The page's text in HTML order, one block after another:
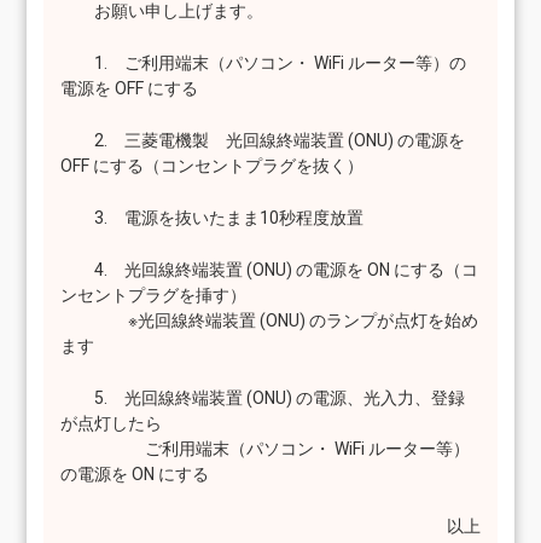
お願い申し上げます。
1. ご利用端末（パソコン・ WiFi ルーター等）の
電源を OFF にする
2. 三菱電機製 光回線終端装置 (ONU) の電源を
OFF にする（コンセントプラグを抜く）
3. 電源を抜いたまま10秒程度放置
4. 光回線終端装置 (ONU) の電源を ON にする（コ
ンセントプラグを挿す）
※光回線終端装置 (ONU) のランプが点灯を始め
ます
5. 光回線終端装置 (ONU) の電源、光入力、登録
が点灯したら
ご利用端末（パソコン・ WiFi ルーター等）
の電源を ON にする
以上